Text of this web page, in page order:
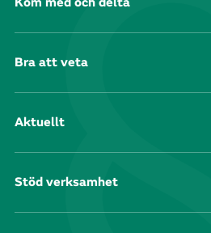
Bra att veta
Aktuellt
Stöd verksamhet